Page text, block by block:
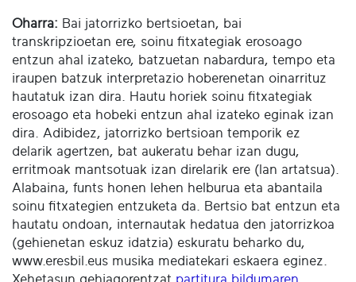
Oharra: Bai jatorrizko bertsioetan, bai
transkripzioetan ere, soinu fitxategiak erosoago
entzun ahal izateko, batzuetan nabardura, tempo eta
iraupen batzuk interpretazio hoberenetan oinarrituz
hautatuk izan dira. Hautu horiek soinu fitxategiak
erosoago eta hobeki entzun ahal izateko eginak izan
dira. Adibidez, jatorrizko bertsioan temporik ez
delarik agertzen, bat aukeratu behar izan dugu,
erritmoak mantsotuak izan direlarik ere (lan artatsua).
Alabaina, funts honen lehen helburua eta abantaila
soinu fitxategien entzuketa da. Bertsio bat entzun eta
hautatu ondoan, internautak hedatua den jatorrizkoa
(gehienetan eskuz idatzia) eskuratu beharko du,
www.eresbil.eus musika mediatekari eskaera eginez.
Xehetasun gehiagorentzat partitura bildumaren